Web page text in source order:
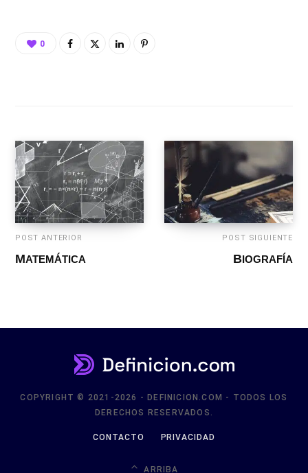
0
POST ANTERIOR
MATEMÁTICA
POST SIGUIENTE
BIOGRAFÍA
COPYRIGHT © 2021-2026 - DEFINICION.COM - TODOS LOS
DERECHOS RESERVADOS.
CONTACTO PRIVACIDAD
ARRIBA